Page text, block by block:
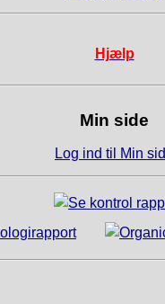
Hjælp
Min side
Log ind til Min